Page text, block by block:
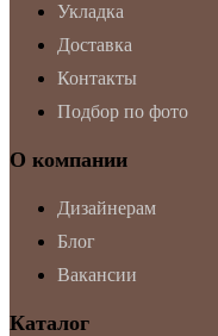
Укладка
Доставка
Контакты
Подбор по фото
О компании
Дизайнерам
Блог
Вакансии
Каталог